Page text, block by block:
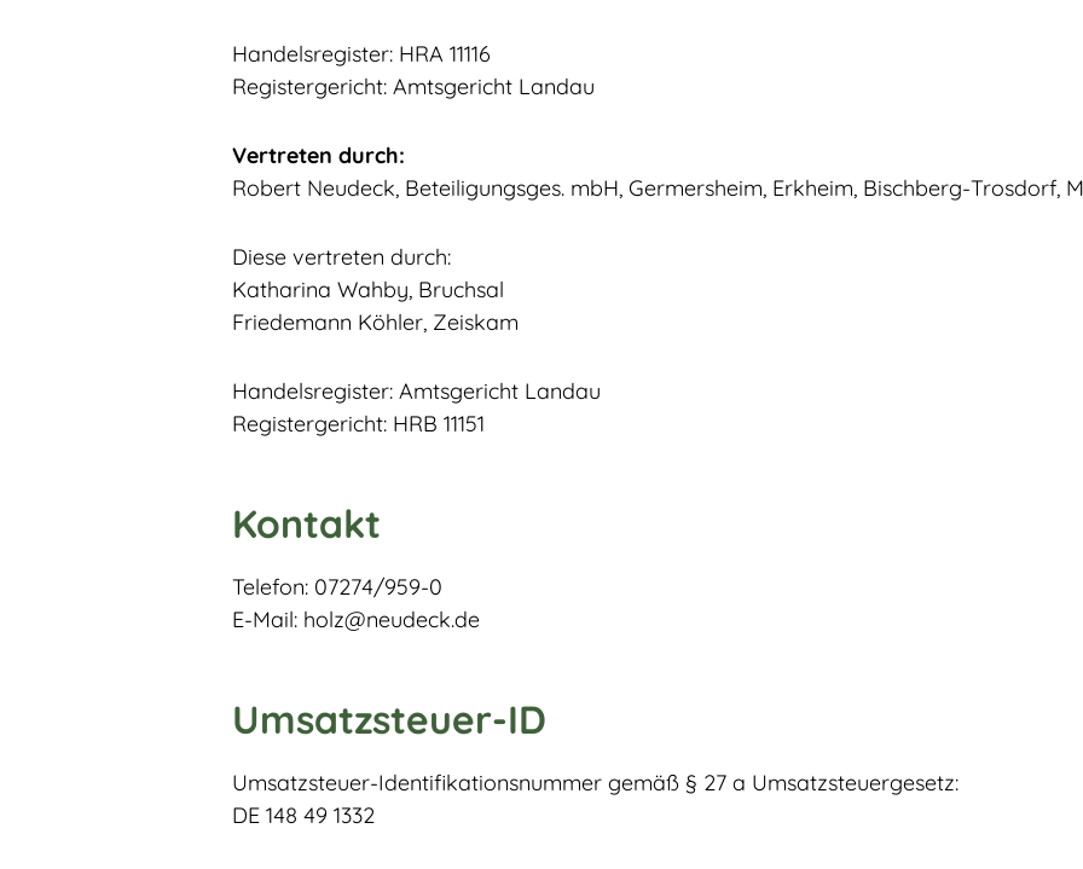
Handelsregister: HRA 11116
Registergericht: Amtsgericht Landau
Vertreten durch:
Robert Neudeck, Beteiligungsges. mbH, Germersheim, Erkheim, Bischberg-Trosdorf,
Diese vertreten durch:
Katharina Wahby, Bruchsal
Friedemann Köhler, Zeiskam
Handelsregister: Amtsgericht Landau
Registergericht: HRB 11151
Kontakt
Telefon: 07274/959-0
E-Mail: holz@neudeck.de
Umsatzsteuer-ID
Umsatzsteuer-Identifikationsnummer gemäß § 27 a Umsatzsteuergesetz:
DE 148 49 1332